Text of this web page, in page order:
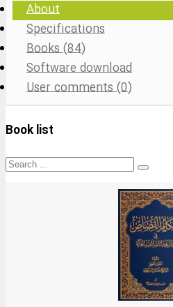
About
Specifications
Books (84)
Software download
User comments (0)
Book list